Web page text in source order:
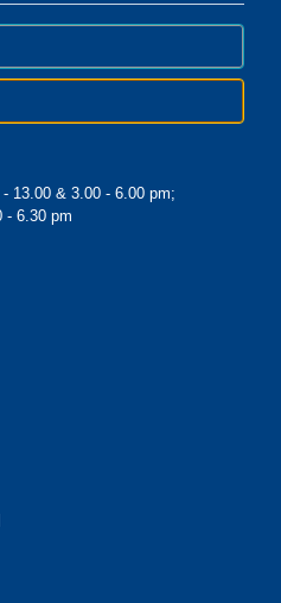
13.00 & 3.00 - 6.00 pm;
- 6.30 pm